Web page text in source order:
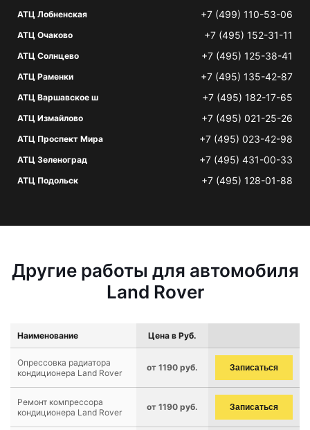
АТЦ Лобненская +7 (499) 110-53-06
АТЦ Очаково +7 (495) 152-31-11
АТЦ Солнцево +7 (495) 125-38-41
АТЦ Раменки +7 (495) 135-42-87
АТЦ Варшавское ш +7 (495) 182-17-65
АТЦ Измайлово +7 (495) 021-25-26
АТЦ Проспект Мира +7 (495) 023-42-98
АТЦ Зеленоград +7 (495) 431-00-33
АТЦ Подольск +7 (495) 128-01-88
Другие работы для автомобиля
Land Rover
Наименование Цена в Руб.
Опрессовка радиатора
кондиционера Land Rover
от 1190 руб. Записаться
Ремонт компрессора
кондиционера Land Rover
от 1190 руб. Записаться